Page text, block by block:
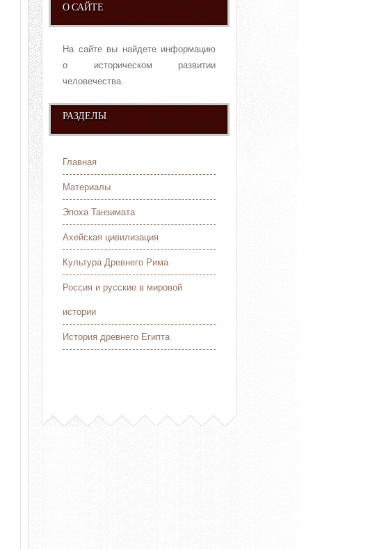
О САЙТЕ
На сайте вы найдете информацию
о историческом развитии
человечества.
РАЗДЕЛЫ
Главная
Материалы
Эпоха Танзимата
Ахейская цивилизация
Культура Древнего Рима
Россия и русские в мировой
истории
История древнего Египта